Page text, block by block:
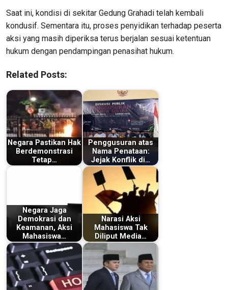
Saat ini, kondisi di sekitar Gedung Grahadi telah kembali
kondusif. Sementara itu, proses penyidikan terhadap peserta
aksi yang masih diperiksa terus berjalan sesuai ketentuan
hukum dengan pendampingan penasihat hukum.
Related Posts:
Negara Pastikan Hak
Berdemonstrasi
Tetap…
Penggusuran atas
Nama Penataan:
Jejak Konflik di…
Negara Jaga
Demokrasi dan
Keamanan, Aksi
Mahasiswa…
Narasi Aksi
Mahasiswa Tak
Diliput Media…